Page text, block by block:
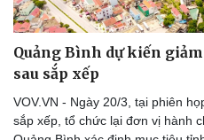
eSports
Hậu trường
Quảng Bình dự kiến
sau sắp xếp
VOV.VN - Ngày 20/3, tại phiên
sắp xếp, tổ chức lại đơn vị hành